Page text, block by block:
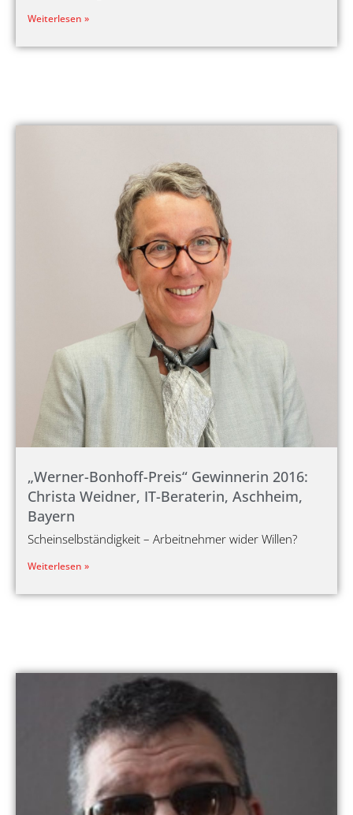
Weiterlesen »
„Werner-Bonhoff-Preis“ Gewinnerin 2016:
Christa Weidner, IT-Beraterin, Aschheim,
Bayern
Scheinselbständigkeit – Arbeitnehmer wider Willen?
Weiterlesen »